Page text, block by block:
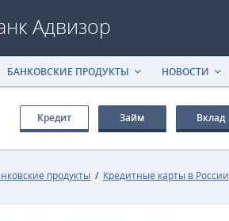
Адвизор
БАНКОВСКИЕ ПРОДУКТЫ НОВОСТИ
Кредит Займ Вклад
продукты / Кредитные карты в России